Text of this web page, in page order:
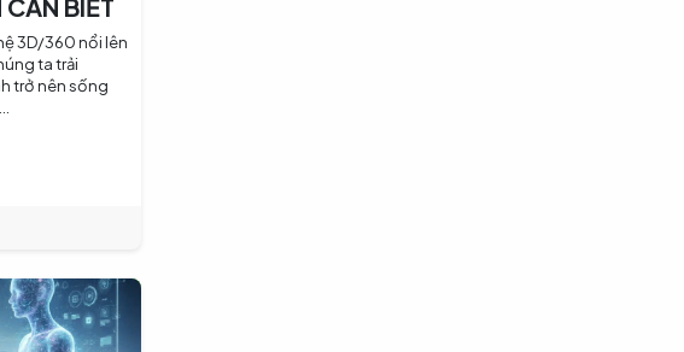
BIẾT
3D/360 nổi lên
ta trải
trở nên sống